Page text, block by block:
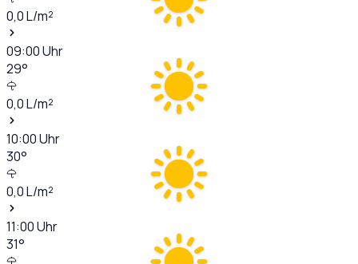
0,0L/m²
09:00Uhr
29°
0,0L/m²
10:00Uhr
30°
0,0L/m²
11:00Uhr
31°